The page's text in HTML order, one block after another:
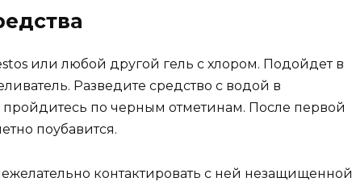
или любой другой гель с хлором. Подойдет в
Разведите средство с водой в
по черным отметинам. После первой
поубавится.
контактировать с ней незащищенной